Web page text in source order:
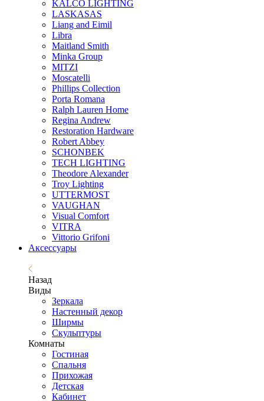
KALCO LIGHTING
LASKASAS
Liang and Eimil
Libra
Maitland Smith
Minka Group
MITZI
Moscatelli
Phillips Collection
Porta Romana
Ralph Lauren Home
Regina Andrew
Restoration Hardware
Robert Abbey
SCHONBEK
TECH LIGHTING
Theodore Alexander
Troy Lighting
UTTERMOST
VAUGHAN
Visual Comfort
VITRA
Vittorio Grifoni
Аксессуары
Назад
Виды
Зеркала
Настенный декор
Ширмы
Скульптуры
Комнаты
Гостиная
Спальня
Прихожая
Детская
Кабинет